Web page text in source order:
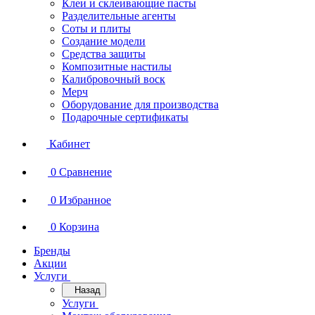
Клеи и склеивающие пасты
Разделительные агенты
Соты и плиты
Создание модели
Средства защиты
Композитные настилы
Калибровочный воск
Мерч
Оборудование для производства
Подарочные сертификаты
Кабинет
0 Сравнение
0 Избранное
0 Корзина
Бренды
Акции
Услуги
Назад
Услуги